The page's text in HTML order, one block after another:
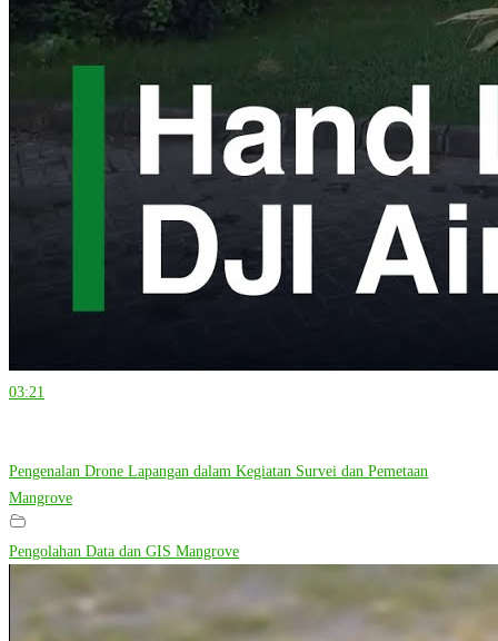
03:21
Pengenalan Drone Lapangan dalam Kegiatan Survei dan Pemetaan
Mangrove
Pengolahan Data dan GIS Mangrove